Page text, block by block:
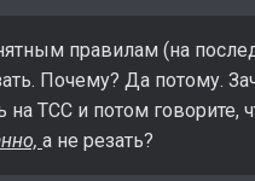
правилам (на
Почему? Да потому.
ТСС и потом говорите,
а не резать?